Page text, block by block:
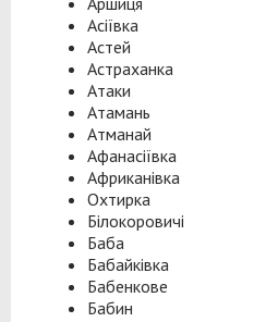
Асіївка
Астей
Астраханка
Атаки
Атамань
Атманай
Афанасіївка
Африканівка
Охтирка
Білокоровичі
Баба
Бабайківка
Бабенкове
Бабин